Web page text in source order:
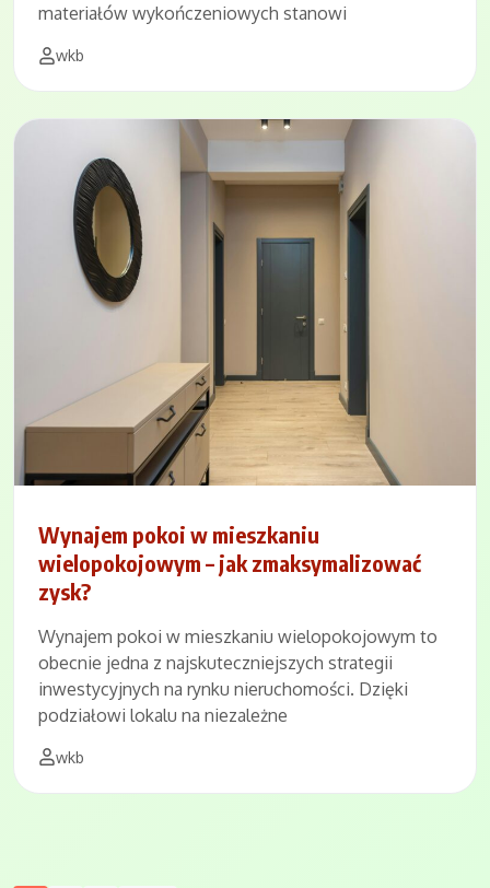
materiałów wykończeniowych stanowi
wkb
Wynajem pokoi w mieszkaniu
wielopokojowym – jak zmaksymalizować
zysk?
Wynajem pokoi w mieszkaniu wielopokojowym to
obecnie jedna z najskuteczniejszych strategii
inwestycyjnych na rynku nieruchomości. Dzięki
podziałowi lokalu na niezależne
wkb